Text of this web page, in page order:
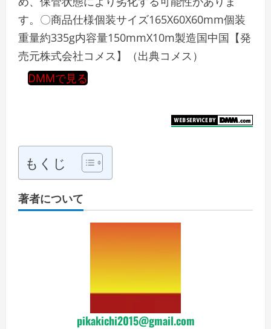
す。〇商品仕様個装サイズ165X60X60mm個装
重量約335g内容量150mmX10m製造国中国【発
売元株式会社コメス】（出典コメス）
DMMで見る
もくじ
著者について
pikakichi2015@gmail.com